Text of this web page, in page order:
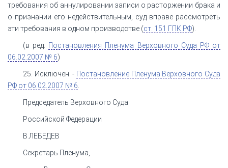
требования об аннулировании записи о расторжении брака и
о признании его недействительным, суд вправе рассмотреть
эти требования в одном производстве (ст. 151 ГПК РФ).
(в ред. Постановления Пленума Верховного Суда РФ от
06.02.2007 № 6)
25. Исключен. - Постановление Пленума Верховного Суда
РФ от 06.02.2007 № 6
Председатель Верховного Суда
Российской Федерации
В.ЛЕБЕДЕВ
Секретарь Пленума,